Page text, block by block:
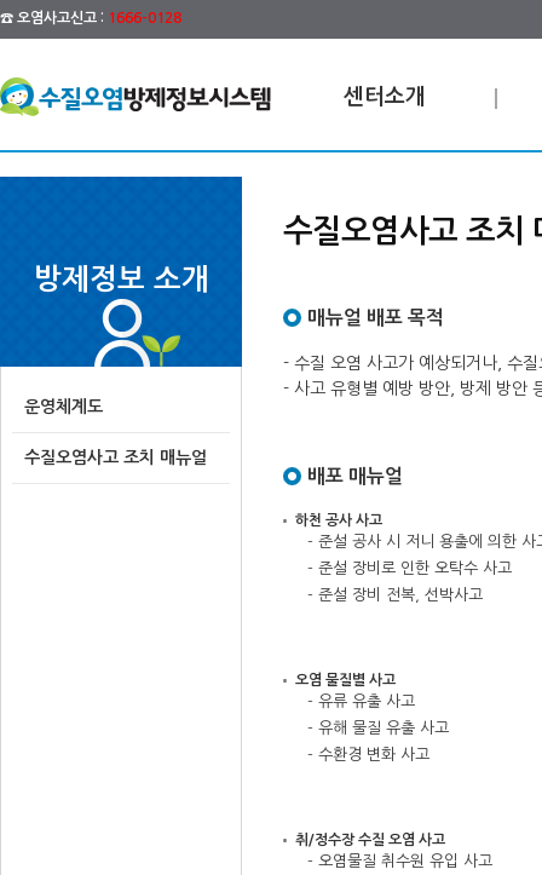
☎ 오염사고신고 : 1666-0128
센터소개
방제정보 소개
운영체계도
수질오염사고 조치 매뉴얼
수질오염사고 조치
매뉴얼 배포 목적
- 수질 오염 사고가 예상되거나, 수
- 사고 유형별 예방 방안, 방제 방안
배포 매뉴얼
하천 공사 사고
- 준설 공사 시 저니 용출에 의한 사
- 준설 장비로 인한 오탁수 사고
- 준설 장비 전복, 선박사고
오염 물질별 사고
- 유류 유출 사고
- 유해 물질 유출 사고
- 수환경 변화 사고
취/정수장 수질 오염 사고
- 오염물질 취수원 유입 사고